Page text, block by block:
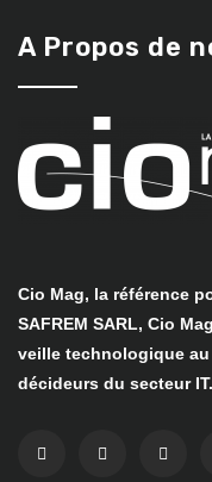
A Propos de
Cio Mag, la référence
SAFREM SARL, Cio
veille technologique
décideurs du secteur IT.